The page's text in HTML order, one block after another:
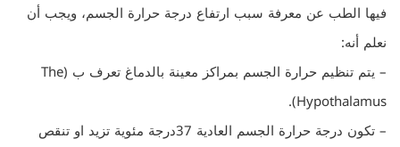
فيها الطب عن معرفة سبب ارتفاع درجة حرارة الجسم، ويجب أن
نعلم أنه:
– يتم تنظيم حرارة الجسم بمراكز معينة بالدماغ تعرف ب (The
Hypothalamus).
– تكون درجة حرارة الجسم العادية 37درجة مئوية تزيد او تنقص